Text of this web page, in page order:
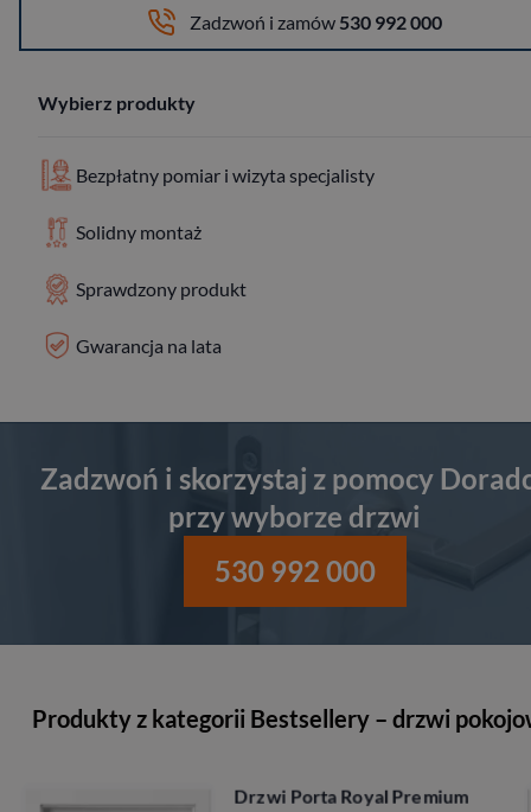
Zadzwoń i zamów 530 992 000
Wybierz produkty
Bezpłatny pomiar i wizyta specjalisty
Solidny montaż
Sprawdzony produkt
Gwarancja na lata
Zadzwoń i skorzystaj z pomocy
przy wyborze drzwi
530 992 000
Produkty z kategorii Bestsellery – drzwi
Drzwi Porta Royal Premium